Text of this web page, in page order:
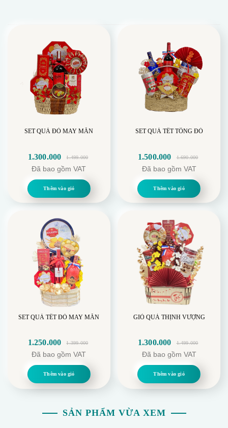
SET QUÀ ĐỎ MAY MẮN
1.499.000
gốc
là:
1.499.000.
1.300.000
hiện
tại
là:
1.300.000.
Đã bao gồm VAT
Thêm vào giỏ
SET QUÀ TẾT TÔNG ĐỎ
1.690.000
gốc
là:
1.690.000.
1.500.000
hiện
tại
là:
1.500.000.
Đã bao gồm VAT
Thêm vào giỏ
SET QUÀ TẾT ĐỎ MAY MẮN
1.399.000
gốc
là:
1.399.000.
1.250.000
hiện
tại
là:
1.250.000.
Đã bao gồm VAT
Thêm vào giỏ
GIỎ QUÀ THỊNH VƯỢNG
1.499.000
gốc
là:
1.499.000.
1.300.000
hiện
tại
là:
1.300.000.
Đã bao gồm VAT
Thêm vào giỏ
SẢN PHẨM VỪA XEM